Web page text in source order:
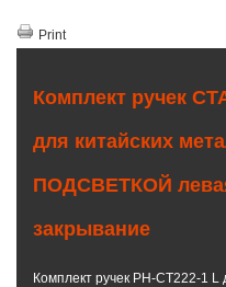
Print
Комплект ручек
для китайских
ПОДСВЕТКОЙ
закрывание
Комплект ручек РН-СТ222-1 L